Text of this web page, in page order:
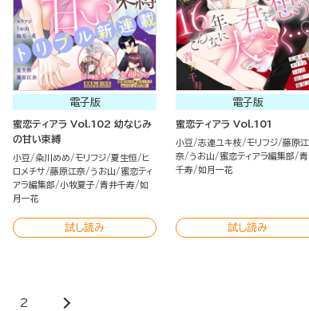
電子版
蜜恋ティアラ Vol.102 幼なじみ
の甘い束縛
小豆 粂川めめ モリフジ 夏生恒
ヒ
ロメチサ
藤原江奈 うお山
蜜恋ティ
アラ編集部
小牧夏子 青井千寿 如
月一花
試し読み
電子版
蜜恋ティアラ Vol.101
小豆 志連ユキ枝 モリフジ 藤原江
奈
うお山 蜜恋ティアラ編集部
千寿 如月一花
試し読み
2